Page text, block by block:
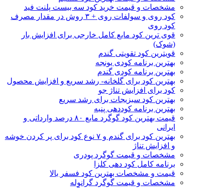
مشخصات و قیمت خرید کود سه بیست پلنت فید
کود روی و سولفات روی + ۳ روش در مقدار مصرف
کود روی
قوی ترین کود مایع کامل خارجی برای افزایش بار
(شوک)
قویترین کود تقویتی گندم
بهترین برنامه کودی یونجه
بهترین برنامه کودی گندم
بهترین کود برای گلخانه- رشد سریع و افزایش محصول
کود برای افزایش تناژ جو
بهترین کود سبزیجات برای رشد سریع
بهترین برنامه کوددهی پنبه
قیمت بهترین کود گوگرد مایع ۸۰ درصد وارداتی و
ایرانی
بهترین کود برای گندم و ۷ نوع کود برای پر کردن خوشه
و افزایش تناژ
مشخصات و قیمت گوگرد پودری
برنامه کامل کود دهی کلزا
قیمت و مشخصات بهترین کود فسفر بالا
مشخصات و قیمت گوگرد گرانوله